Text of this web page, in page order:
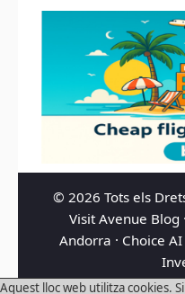
© 2026 Tots els
Visit Avenue Blog ·
Andorra · Choice AI
Aquest lloc web utilitza cookies.